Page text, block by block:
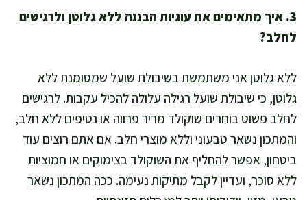
3. איך מתאימים את עוגיות הבננה ללא גלוטן ולרגישים
לחלב?
ללא גלוטן אני משתמשת בשיבולת שועל שמסומנת ללא
גלוטן, כי שיבולת שועל רגילה עלולה להכיל עקבות. לרגישים
לחלב פשוט בוחרים שוקולד מריר פרווה או נטיפים ללא חלב,
והמתכון נשאר טבעוני וללא מוצרי חלב. אם אתם רוצים עוד
ביטחון, אפשר להחליף את השוקולד בצימוקים או חמוציות
ללא סוכר, ועדיין לקבל מתיקות נעימה. ככה המתכון נשאר